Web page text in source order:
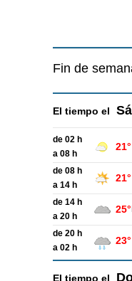
Fin de
El tiempo el
de 02 h
a 08 h
21°
de 08 h
a 14 h
21°
de 14 h
a 20 h
25°
de 20 h
a 02 h
23°
El tiempo el